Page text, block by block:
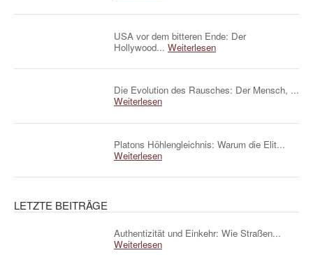
USA vor dem bitteren Ende: Der
Hollywood... Weiterlesen
Die Evolution des Rausches: Der Mensch, ...
Weiterlesen
Platons Höhlengleichnis: Warum die Elit...
Weiterlesen
LETZTE BEITRÄGE
Authentizität und Einkehr: Wie Straßen...
Weiterlesen